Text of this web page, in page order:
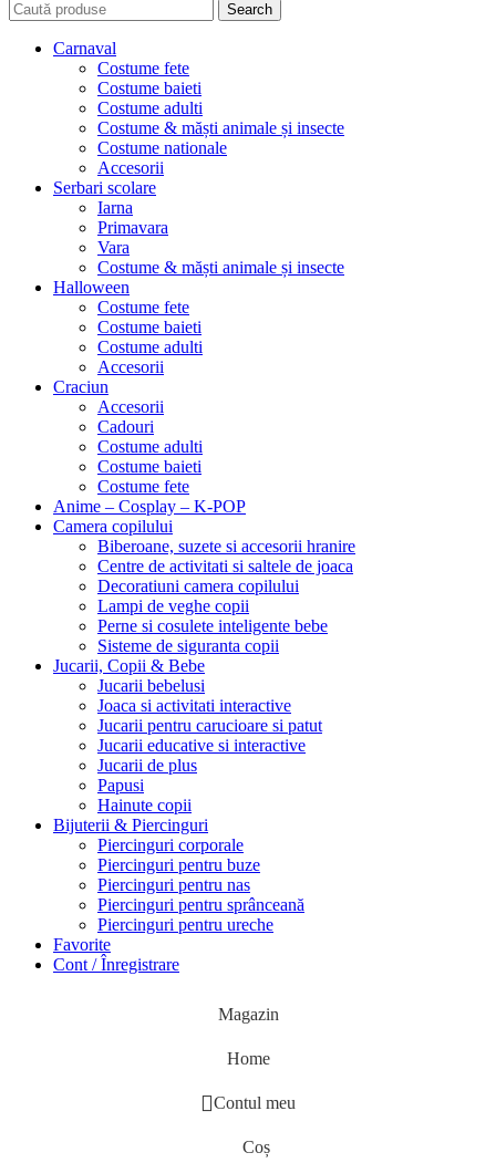
Search
Carnaval
Costume fete
Costume baieti
Costume adulti
Costume & măști animale și insecte
Costume nationale
Accesorii
Serbari scolare
Iarna
Primavara
Vara
Costume & măști animale și insecte
Halloween
Costume fete
Costume baieti
Costume adulti
Accesorii
Craciun
Accesorii
Cadouri
Costume adulti
Costume baieti
Costume fete
Anime – Cosplay – K‑POP
Camera copilului
Biberoane, suzete si accesorii hranire
Centre de activitati si saltele de joaca
Decoratiuni camera copilului
Lampi de veghe copii
Perne si cosulete inteligente bebe
Sisteme de siguranta copii
Jucarii, Copii & Bebe
Jucarii bebelusi
Joaca si activitati interactive
Jucarii pentru carucioare si patut
Jucarii educative si interactive
Jucarii de plus
Papusi
Hainute copii
Bijuterii & Piercinguri
Piercinguri corporale
Piercinguri pentru buze
Piercinguri pentru nas
Piercinguri pentru sprânceană
Piercinguri pentru ureche
Favorite
Cont / Înregistrare
Magazin
Home
Contul meu
Coș